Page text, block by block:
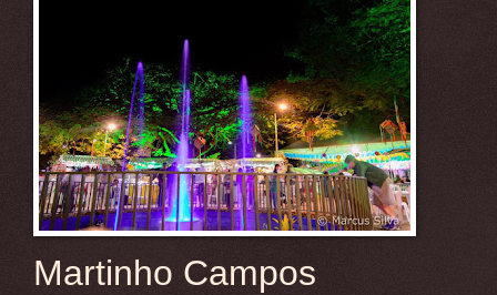
Martinho Campos